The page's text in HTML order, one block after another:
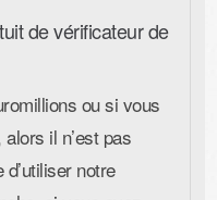
de vérificateur de
ou si vous
alors il n’est pas
notre